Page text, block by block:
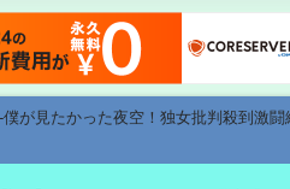
が見たかった夜空！独女批判殺到激